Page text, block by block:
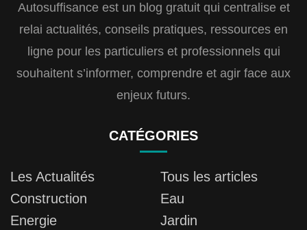
Autosuffisance est un blog gratuit qui centralise et
relai actualités, conseils pratiques, ressources en
ligne pour les particuliers et professionnels qui
souhaitent s’informer, comprendre et agir face aux
enjeux futurs.
CATÉGORIES
Les Actualités
Tous les articles
Construction
Eau
Energie
Jardin